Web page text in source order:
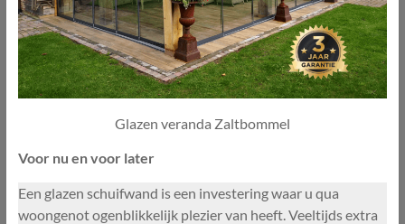
Glazen veranda Zaltbommel
Voor nu en voor later
Een glazen schuifwand is een investering waar u qua
woongenot ogenblikkelijk plezier van heeft. Veeltijds extra